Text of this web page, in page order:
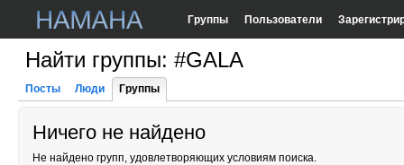
Группы Пользователи
Найти группы: #GALA
Посты Люди Группы
Ничего не найдено
Не найдено групп, удовлетворяющих условиям поиска.